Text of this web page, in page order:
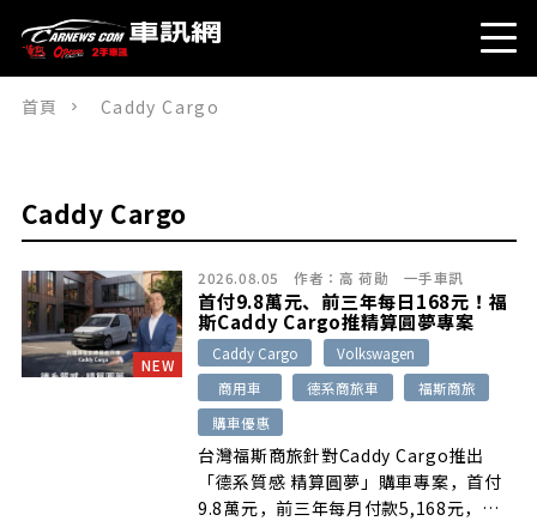
首頁 Caddy Cargo
Caddy Cargo
NEW
2026.08.05 作者： 高 荷勛 一手車訊
首付9.8萬元、前三年每日168元！福
斯Caddy Cargo推精算圓夢專案
Caddy Cargo
Volkswagen
商用車
德系商旅車
福斯商旅
購車優惠
台灣福斯商旅針對Caddy Cargo推出
「德系質感 精算圓夢」購車專案，首付
9.8萬元，前三年每月付款5,168元，換